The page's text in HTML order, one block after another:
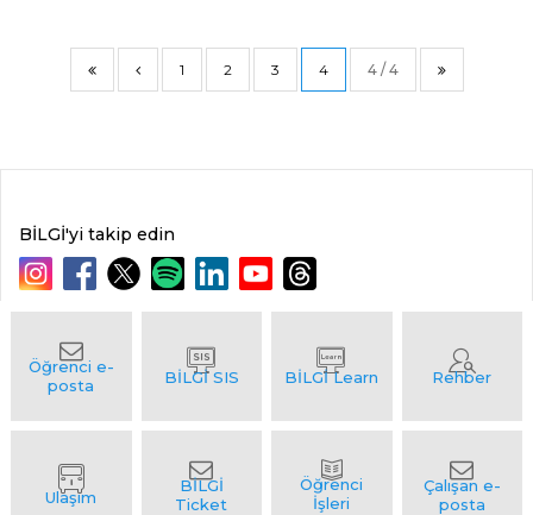
1 2 3 4 4 / 4
BİLGİ'yi takip edin